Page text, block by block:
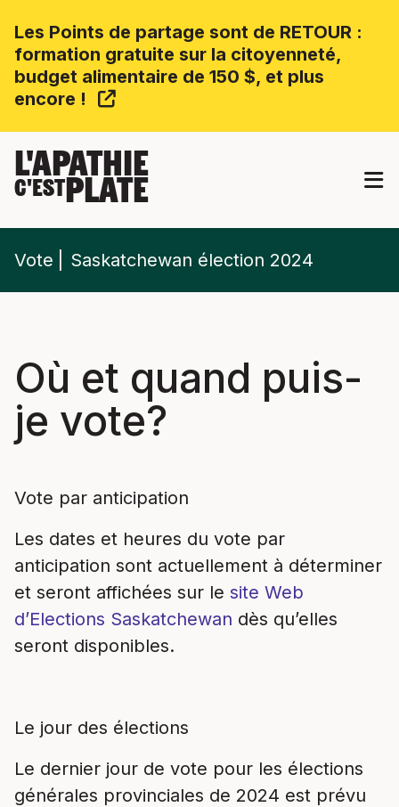
Les Points de partage sont de RETOUR :
formation gratuite sur la citoyenneté,
budget alimentaire de 150 $, et plus
encore !
L'APATHIE
C'ESTPLATE
Vote Saskatchewan élection 2024
Où et quand puis-
je vote?
Vote par anticipation
Les dates et heures du vote par
anticipation sont actuellement à déterminer
et seront affichées sur le site Web
d’Elections Saskatchewan dès qu’elles
seront disponibles.
Le jour des élections
Le dernier jour de vote pour les élections
générales provinciales de 2024 est prévu